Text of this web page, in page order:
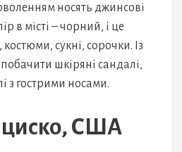
носять джинсові
в місті – чорний, і це
сукні, сорочки. Із
шкіряні сандалі,
з гострими носами.
США